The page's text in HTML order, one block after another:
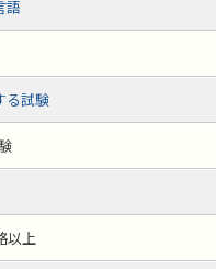
語
る試験
以上